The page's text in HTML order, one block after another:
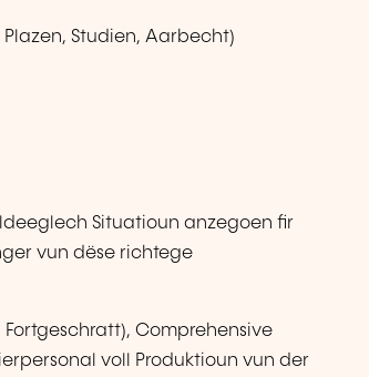
Studien, Aarbecht)
Situatioun anzegoen fir
vun dëse richtege
Fortgeschratt), Comprehensive
voll Produktioun vun der